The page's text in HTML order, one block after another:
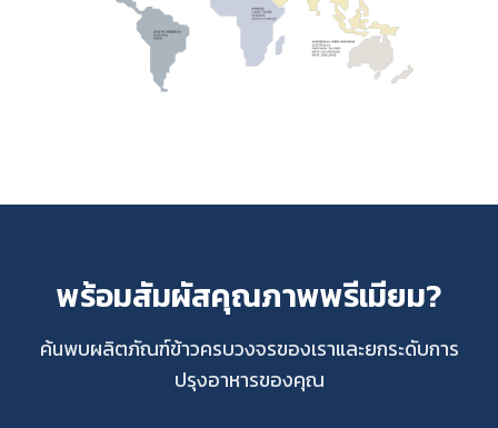
พร้อมสัมผัสคุณภาพพรีเมียม?
ค้นพบผลิตภัณฑ์ข้าวครบวงจรของเราและยกระดับการ
ปรุงอาหารของคุณ